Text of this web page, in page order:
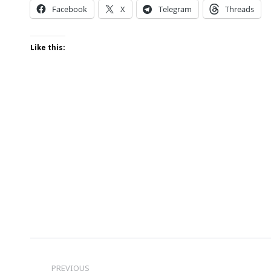
Facebook X Telegram Threads
Like this:
PREVIOUS